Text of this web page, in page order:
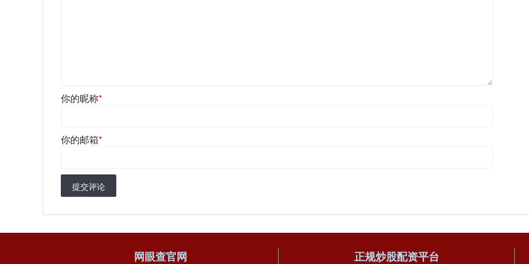
你的昵称*
你的邮箱*
提交评论
网眼查官网 正规炒股配资平台